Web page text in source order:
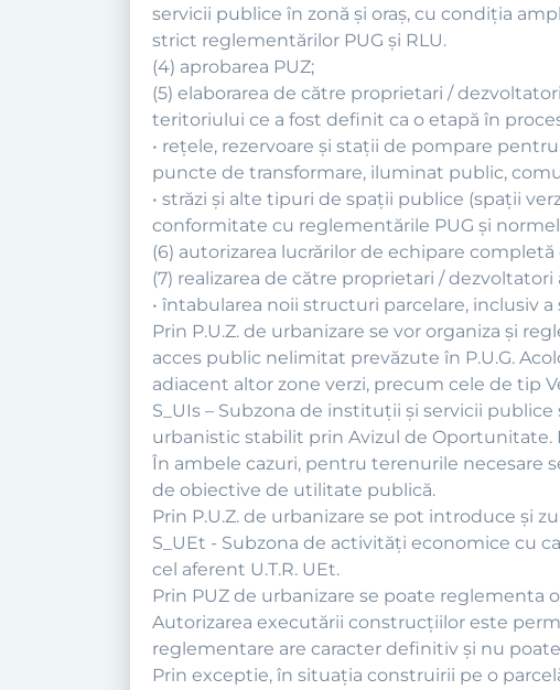
servicii publice în zonă şi oraş, cu condiţia
strict reglementărilor PUG şi RLU.
(4) aprobarea PUZ;
(5) elaborarea de către proprietari /
teritoriului ce a fost definit ca o etapă în
• reţele, rezervoare şi staţii de pompare
puncte de transformare, iluminat public,
• străzi şi alte tipuri de spaţii publice (spaţii
conformitate cu reglementările PUG şi
(6) autorizarea lucrărilor de echipare
(7) realizarea de către proprietari /
• întabularea noii structuri parcelare, inclusiv
Prin P.U.Z. de urbanizare se vor organiza şi
acces public nelimitat prevăzute în P.U.G.
adiacent altor zone verzi, precum cele de tip
S_UIs – Subzona de instituţii şi servicii
urbanistic stabilit prin Avizul de Oportunitate.
În ambele cazuri, pentru terenurile necesare
de obiective de utilitate publică.
Prin P.U.Z. de urbanizare se pot introduce şi
S_UEt - Subzona de activităţi economice cu
cel aferent U.T.R. UEt.
Prin PUZ de urbanizare se poate reglementa
Autorizarea executării construcţiilor este
reglementare are caracter definitiv şi nu
Prin exceptie, în situaţia construirii pe o